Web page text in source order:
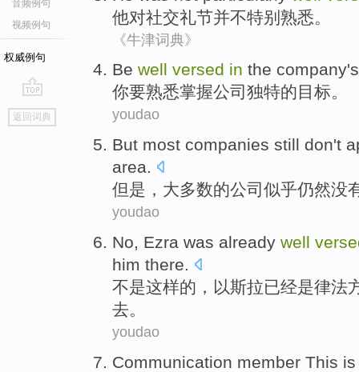
音频例句
视频例句
权威例句
go
top
返回词典
他对社交礼节并不特别 熟悉 。
《牛津词典》
Be well versed in the company
你要熟悉掌握公司 独特的目标。
youdao
But most companies still don't
area.
但是 ， 大多数的公司 似乎仍然没
youdao
No, Ezra was already well
him there.
不是这样的，以斯拉已经是律法
去。
youdao
Communication member This is